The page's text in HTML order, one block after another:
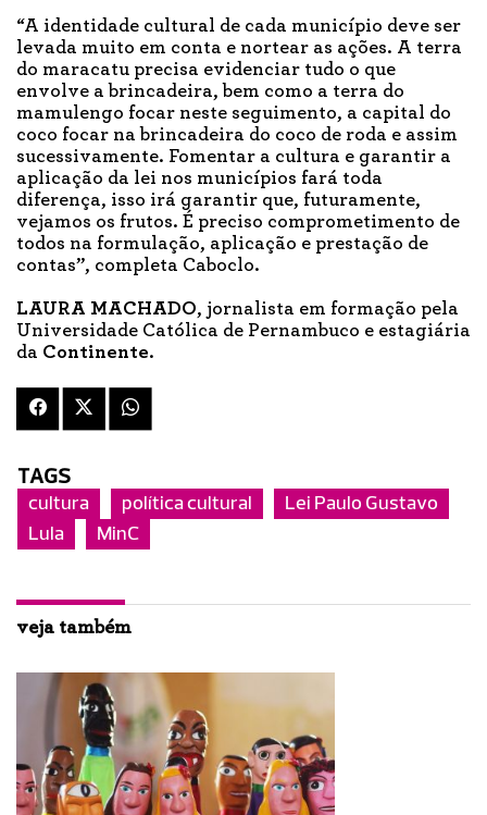
“A identidade cultural de cada município deve ser
levada muito em conta e nortear as ações. A terra
do maracatu precisa evidenciar tudo o que
envolve a brincadeira, bem como a terra do
mamulengo focar neste seguimento, a capital do
coco focar na brincadeira do coco de roda e assim
sucessivamente. Fomentar a cultura e garantir a
aplicação da lei nos municípios fará toda
diferença, isso irá garantir que, futuramente,
vejamos os frutos. É preciso comprometimento de
todos na formulação, aplicação e prestação de
contas”, completa Caboclo.
LAURA MACHADO, jornalista em formação pela
Universidade Católica de Pernambuco e estagiária
da Continente.
TAGS
cultura política cultural
Lei Paulo Gustavo
Lula
MinC
veja também